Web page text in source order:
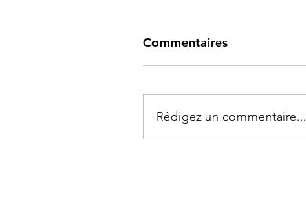
Commentaires
Rédigez un commentaire...